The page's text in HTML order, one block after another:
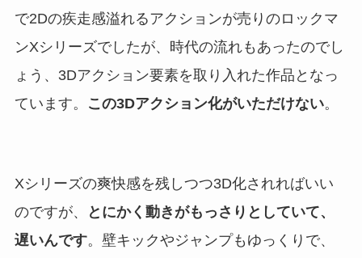
で2Dの疾走感溢れるアクションが売りのロックマ
ンXシリーズでしたが、時代の流れもあったのでし
ょう、3Dアクション要素を取り入れた作品となっ
ています。
この3Dアクション化がいただけない。
Xシリーズの爽快感を残しつつ3D化されればいい
のですが、
とにかく動きがもっさりとしていて、
遅いんです。壁キックやジャンプもゆっくりで、